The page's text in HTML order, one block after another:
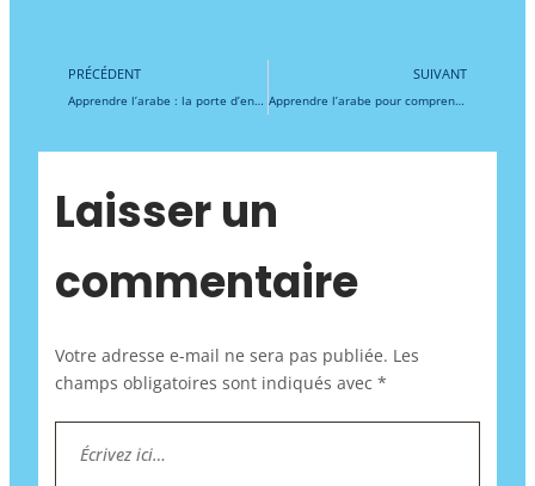
Précédent
PRÉCÉDENT
Apprendre l’arabe : la porte d’entrée essentielle pour comprendre le fiqh, l’aqida et le tafsir, et s’immerger dans la profondeur des sciences islamiques
SUIVANT
Apprendre l’arabe pour comprendre la polygamie en islam : immersion dans l’éthique coranique, fiqh et spiritualité au cœur de la famille musulmane
Laisser un
commentaire
Votre adresse e-mail ne sera pas publiée. Les
champs obligatoires sont indiqués avec *
ici…